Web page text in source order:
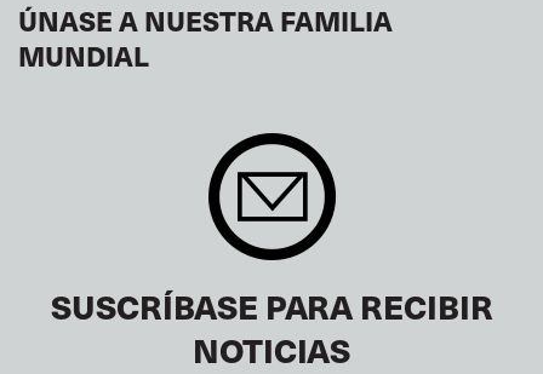
ÚNASE A NUESTRA FAMILIA
MUNDIAL
SUSCRÍBASE PARA RECIBIR
NOTICIAS